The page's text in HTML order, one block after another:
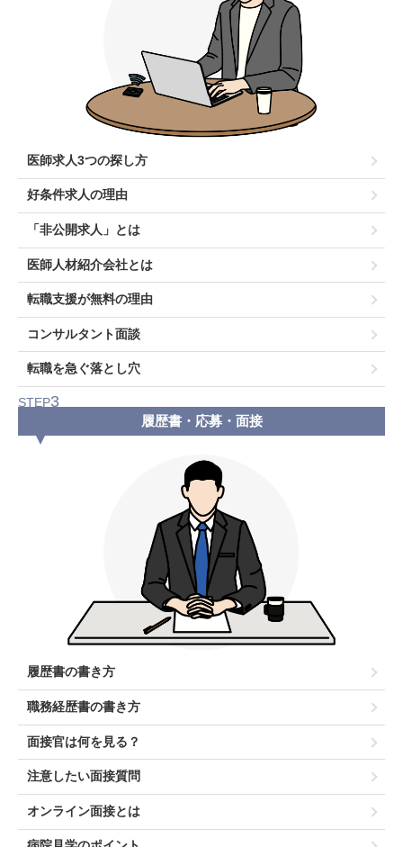
医師求人3つの探し方
好条件求人の理由
「非公開求人」とは
医師人材紹介会社とは
転職支援が無料の理由
コンサルタント面談
転職を急ぐ落とし穴
STEP3
履歴書・応募・面接
履歴書の書き方
職務経歴書の書き方
面接官は何を見る？
注意したい面接質問
オンライン面接とは